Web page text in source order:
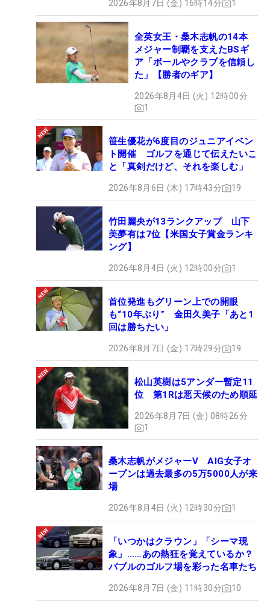
2026年8月7日 (金) 16時14分 1
全英女王・桑木志帆の14本
メジャー制覇を支えたBSギ
ア「ボールやクラブを信頼し
た」【勝者のギア】
2026年8月4日 (火) 12時00分
1
笹生優花が6度目のジュニアイベン
ト開催 ゴルフを通じて伝えたいこ
と「真剣だけど、それを楽しむ」
2026年8月6日 (木) 17時43分 19
竹田麗央が13ランクアップ 山下
美夢有は7位【米国女子賞金ランキ
ング】
2026年8月4日 (火) 12時00分 1
首位発進もグリーン上での開眼
も“10年ぶり” 金田久美子「あと1
回は勝ちたい」
2026年8月7日 (金) 17時29分 19
松山英樹は5アンダー暫定11
位 第1Rは悪天候のため順延
2026年8月7日 (金) 08時26分
1
桑木志帆がメジャーV AIG女子オ
ープンは過去最多の5万5000人が来
場
2026年8月4日 (火) 12時30分 1
「いつかはクラウン」「シーマ現
象」……あの熱狂を覚えているか？
バブルのゴルフ場を彩った名車たち
2026年8月7日 (金) 11時30分 10